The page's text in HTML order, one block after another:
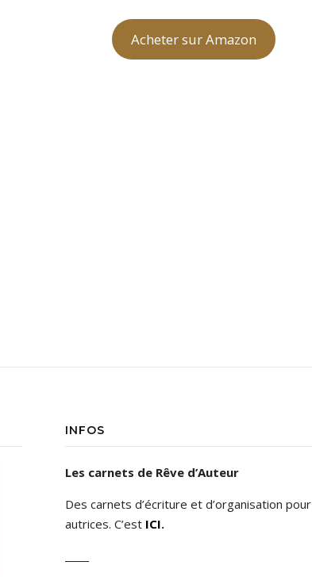
Acheter sur Amazon
INFOS
Les carnets de Rêve d’Auteur
Des carnets d’écriture et d’organisation pour
autrices. C’est ICI.